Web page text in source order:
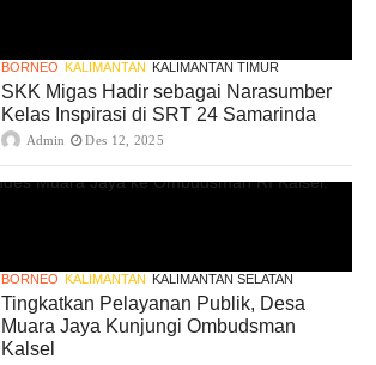
BORNEO KALIMANTAN KALIMANTAN TIMUR
SKK Migas Hadir sebagai Narasumber
Kelas Inspirasi di SRT 24 Samarinda
Admin Des 12, 2025
BORNEO KALIMANTAN KALIMANTAN SELATAN
Tingkatkan Pelayanan Publik, Desa
Muara Jaya Kunjungi Ombudsman
Kalsel